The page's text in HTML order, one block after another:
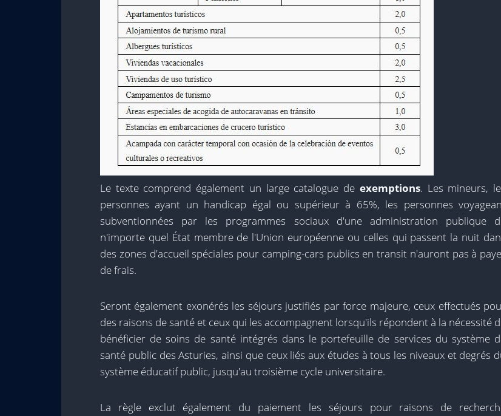
Le texte comprend également un large catalogue de exemptions. Les mineurs,
personnes ayant un handicap égal ou supérieur à 65%, les personnes
subventionnées par les programmes sociaux d'une administration publique
n'importe quel État membre de l'Union européenne ou celles qui passent la nuit
des zones d'accueil spéciales pour camping-cars publics en transit n'auront pas à
de frais.
Seront également exonérés les séjours justifiés par force majeure, ceux effectués
des raisons de santé et ceux qui les accompagnent lorsqu'ils répondent à la nécessité
bénéficier de soins de santé intégrés dans le portefeuille de services du système
santé public des Asturies, ainsi que ceux liés aux études à tous les niveaux et degrés
système éducatif public, jusqu'au troisième cycle universitaire.
La règle exclut également du paiement les séjours pour raisons de